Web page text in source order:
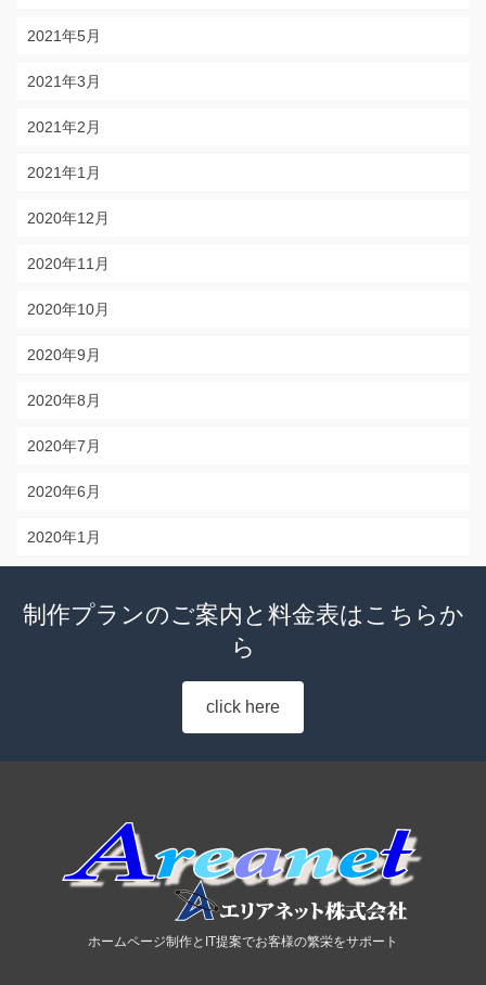
2021年5月
2021年3月
2021年2月
2021年1月
2020年12月
2020年11月
2020年10月
2020年9月
2020年8月
2020年7月
2020年6月
2020年1月
制作プランのご案内と料金表はこちらか
ら
click here
ホームページ制作とIT提案でお客様の繁栄をサポート